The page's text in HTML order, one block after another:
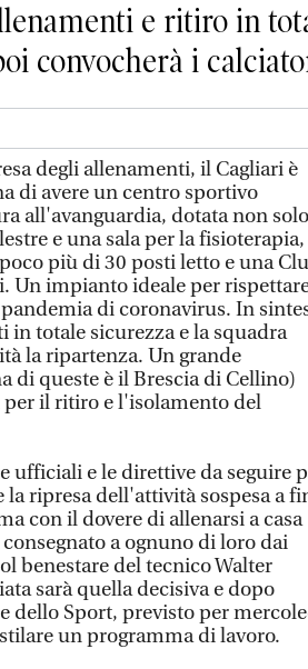
e ritiro in
convocherà i
degli allenamenti, il Cagliari è
di avere un centro sportivo
all'avanguardia, dotata non solo
e una sala per la fisioterapia,
più di 30 posti letto e una
Un impianto ideale per
di coronavirus. In
in totale sicurezza e la squadra
la ripartenza. Un grande
di queste è il Brescia di Cellino)
il ritiro e l'isolamento del
ufficiali e le direttive da seguire
ripresa dell'attività sospesa a
con il dovere di allenarsi a casa
a ognuno di loro dai
benestare del tecnico Walter
sarà quella decisiva e dopo
dello Sport, previsto per
un programma di lavoro.